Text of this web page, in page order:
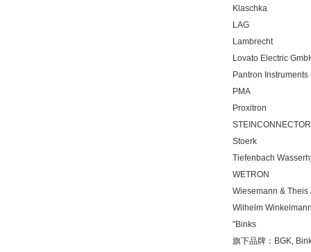
Klaschka
LAG
Lambrecht
Lovato Electric
Pantron
PMA
Proxitron
STEINCONNECTOR
Stoerk
Tiefenbach
WETRON
Wiesemann & Theis
Wilhelm
"Binks
旗下品牌：BGK,